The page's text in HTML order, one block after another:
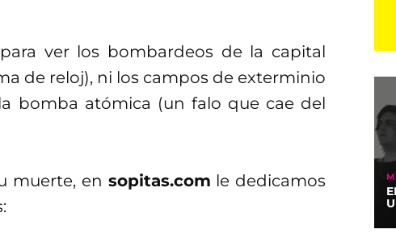
ver los bombardeos de la capital
de reloj), ni los campos de exterminio
bomba atómica (un falo que cae del
muerte, en sopitas.com le dedicamos